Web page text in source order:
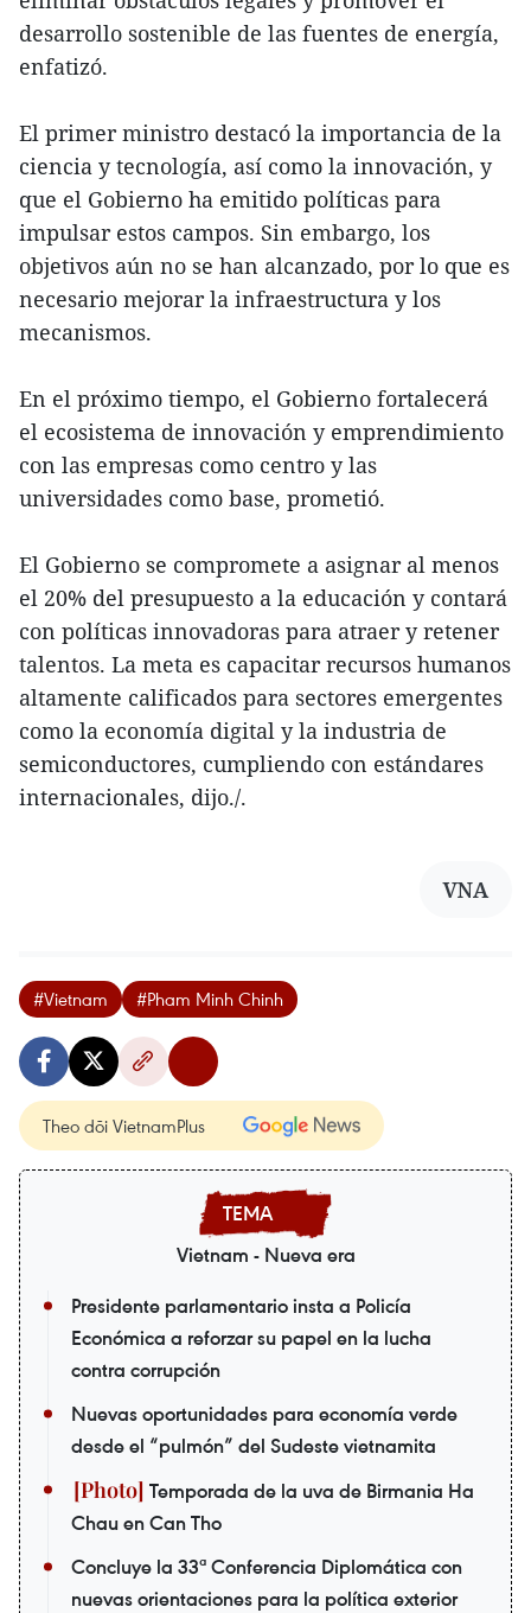
desarrollo sostenible de las fuentes de energía,
enfatizó.
El primer ministro destacó la importancia de la
ciencia y tecnología, así como la innovación, y
que el Gobierno ha emitido políticas para
impulsar estos campos. Sin embargo, los
objetivos aún no se han alcanzado, por lo que es
necesario mejorar la infraestructura y los
mecanismos.
En el próximo tiempo, el Gobierno fortalecerá
el ecosistema de innovación y emprendimiento
con las empresas como centro y las
universidades como base, prometió.
El Gobierno se compromete a asignar al menos
el 20% del presupuesto a la educación y contará
con políticas innovadoras para atraer y retener
talentos. La meta es capacitar recursos humanos
altamente calificados para sectores emergentes
como la economía digital y la industria de
semiconductores, cumpliendo con estándares
internacionales, dijo./.
VNA
#Vietnam #Pham Minh Chinh
Theo dõi VietnamPlus
Vietnam - Nueva era
Presidente parlamentario insta a Policía
Económica a reforzar su papel en la lucha
contra corrupción
Nuevas oportunidades para economía verde
desde el “pulmón” del Sudeste vietnamita
Temporada de la uva de Birmania Ha
Chau en Can Tho
Concluye la 33ª Conferencia Diplomática con
nuevas orientaciones para la política exterior